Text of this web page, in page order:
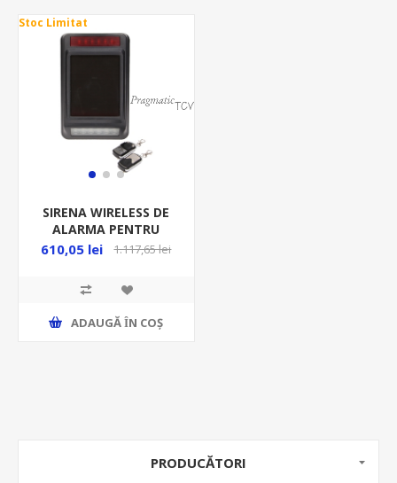
Stoc Limitat
SIRENA WIRELESS DE
ALARMA PENTRU
BARIERE INFRAROSII
610,05 lei 1.117,65 lei
ADAUGĂ ȊN COŞ
PRODUCĂTORI